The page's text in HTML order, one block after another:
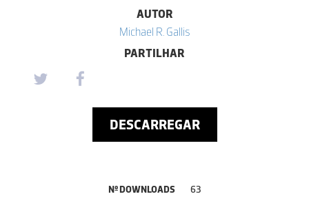
AUTOR
Michael R. Gallis
PARTILHAR
DESCARREGAR
Nº DOWNLOADS 63